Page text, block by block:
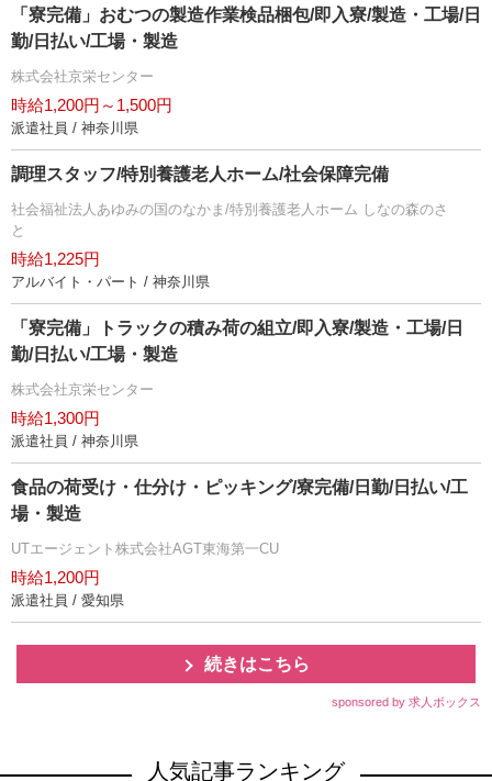
「寮完備」おむつの製造作業検品梱包/即入寮/製造・工場/日
勤/日払い/工場・製造
株式会社京栄センター
時給1,200円～1,500円
派遣社員 / 神奈川県
調理スタッフ/特別養護老人ホーム/社会保障完備
社会福祉法人あゆみの国のなかま/特別養護老人ホーム しなの森のさ
と
時給1,225円
アルバイト・パート / 神奈川県
「寮完備」トラックの積み荷の組立/即入寮/製造・工場/日
勤/日払い/工場・製造
株式会社京栄センター
時給1,300円
派遣社員 / 神奈川県
食品の荷受け・仕分け・ピッキング/寮完備/日勤/日払い/工
場・製造
UTエージェント株式会社AGT東海第一CU
時給1,200円
派遣社員 / 愛知県
続きはこちら
sponsored by 求人ボックス
人気記事ランキング